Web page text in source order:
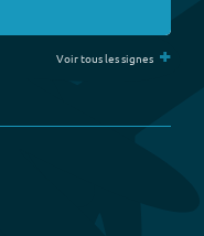
Voir tous les signes +